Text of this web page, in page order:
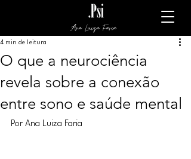
Ana Luiza Faria
O que a neurociência
revela sobre a conexão
entre sono e saúde mental
4 min de leitura
Por Ana Luiza Faria